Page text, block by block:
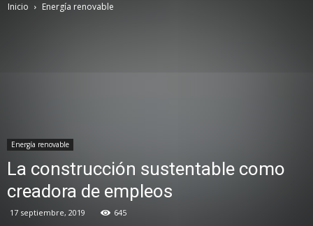
Inicio Energía renovable
Energía renovable
La construcción sustentable como
creadora de empleos
17 septiembre, 2019 645